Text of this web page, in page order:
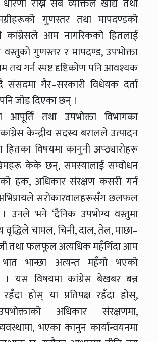
गुणस्तर तथा मापदण्डको
कांग्रेसले आम नागरिकको हितलाई
वस्तुको गुणस्तर र मापदण्ड, उपभोक्ता
तय गर्न स्पष्ट दृष्टिकोण पनि आवश्यक
संसदमा गैर–सरकारी विधेयक दर्ता
जोड दिएका छन् ।
तथा उपभोक्ता विभागका
केन्द्रीय सदस्य बरालले उत्पादन
हितका विषयमा कानुनी अप्ठ्यारोहरू
केके छन्, समस्यालाई सम्वोधन
हक, अधिकार संरक्षण कसरी गर्न
सरोकारवालहरूसँग छलफल
उनले भने ‘दैनिक उपभोग्य वस्तुमा
चामल, चिनी, दाल, तेल, माछा–
तथा फलफूल अत्यधिक महँगिँदा आम
भात भान्छा अत्यन्त महँगो भएको
यस विषयमा कांग्रेस बेखबर बन्न
होस् या प्रतिपक्ष रहँदा होस्,
अधिकार संरक्षणमा,
भएका कानुन कार्यान्वयनमा